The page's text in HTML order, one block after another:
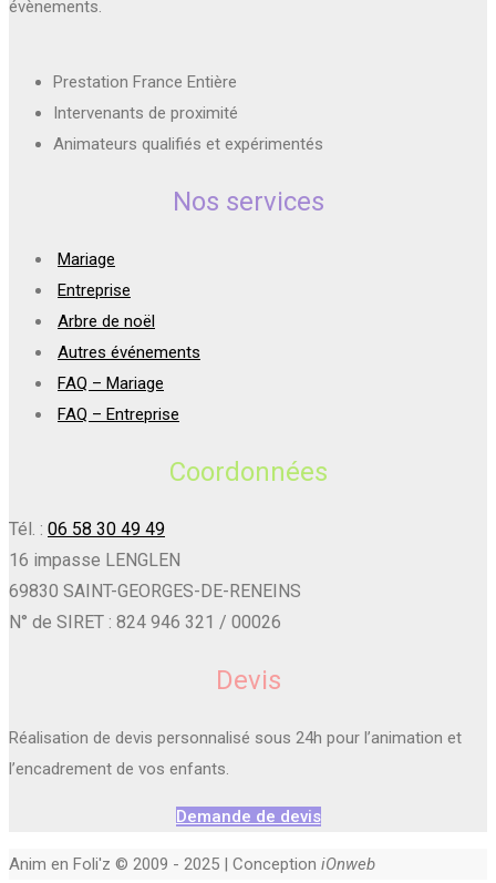
évènements.
Prestation France Entière
Intervenants de proximité
Animateurs qualifiés et expérimentés
Nos services
Mariage
Entreprise
Arbre de noël
Autres événements
FAQ – Mariage
FAQ – Entreprise
Coordonnées
Tél. : 06 58 30 49 49
16 impasse LENGLEN
69830 SAINT-GEORGES-DE-RENEINS
N° de SIRET : 824 946 321 / 00026
Devis
Réalisation de devis personnalisé sous 24h pour l’animation et
l’encadrement de vos enfants.
Demande de devis
Anim en Foli'z © 2009 - 2025 | Conception iOnweb